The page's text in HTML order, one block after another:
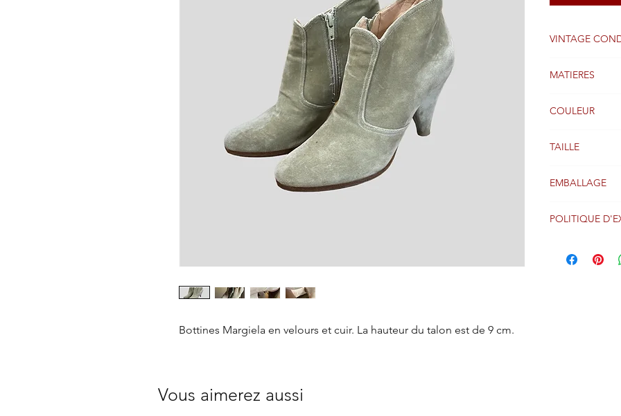
Bottines Margiela en velours et cuir. La hauteur du talon est de 9 cm.
VINTAGE
MATIERES
COULEUR
TAILLE
EMBALLAGE
POLITIQUE
réception du
Vous aimerez aussi